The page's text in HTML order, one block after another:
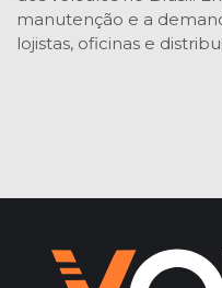
manutenção e a
lojistas, oficinas e